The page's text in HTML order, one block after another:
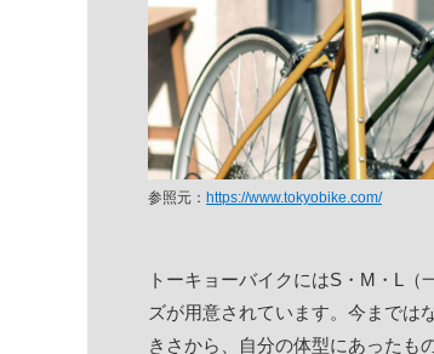
参照元： https://www.tokyobike.com/
トーキョーバイクにはS・M・L
ズが用意されています。今までは
きさから、自分の体型にあったも